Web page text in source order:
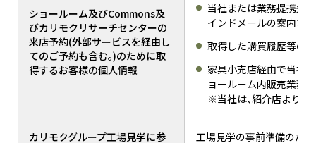
ショールーム及びCommons及
びカリモクリサーチセンターの
来店予約(外部サービスを経由し
てのご予約も含む。)のために取
得するお客様の個人情報​
当社または業務提携先
インドメールの案内な
取得した購買履歴等の
家具小売店経由で当社
ョールーム内販売業務
※当社は、紹介店よりシ
カリモクグループ工場見学に参
工場見学の事前準備のため